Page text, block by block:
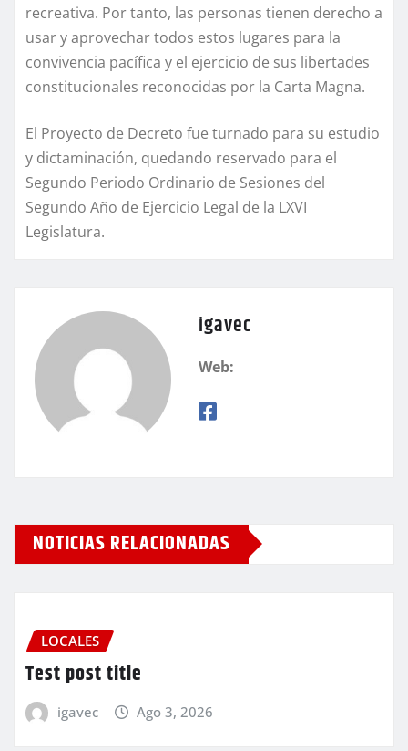
recreativa. Por tanto, las personas tienen derecho a
usar y aprovechar todos estos lugares para la
convivencia pacífica y el ejercicio de sus libertades
constitucionales reconocidas por la Carta Magna.
El Proyecto de Decreto fue turnado para su estudio
y dictaminación, quedando reservado para el
Segundo Periodo Ordinario de Sesiones del
Segundo Año de Ejercicio Legal de la LXVI
Legislatura.
igavec
Web:
NOTICIAS RELACIONADAS
LOCALES
Test post title
igavec Ago 3, 2026